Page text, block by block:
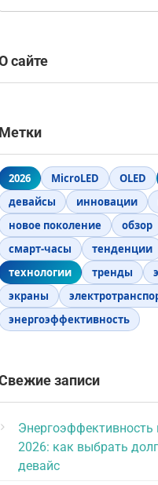
сайте
Метки
2026 MicroLED OLED
девайсы
инновации
новое поколение
обзор
смарт-часы
тенденции
технологии
тренды
экраны
энергоэффективность
записи
Энергоэффективность
2026: как выбрать
девайс